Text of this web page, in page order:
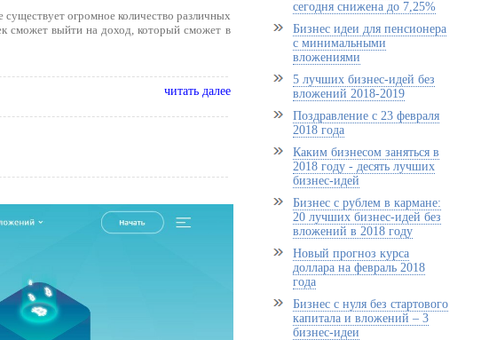
огромное количество различных
сможет выйти на доход, который сможет в
читать далее
сегодня снижена до 7,25%
Бизнес идеи для пенсионера
с минимальными
вложениями
5 лучших бизнес-идей без
вложений 2018-2019
Поздравление с 23 февраля
2018 года
Каким бизнесом заняться в
2018 году - десять лучших
бизнес-идей
Бизнес с рублем в кармане:
20 лучших бизнес-идей без
вложений в 2018 году
Новый прогноз курса
доллара на февраль 2018
года
Бизнес с нуля без стартового
капитала и вложений – 3
бизнес-идеи